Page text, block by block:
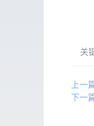
关
上一
下一